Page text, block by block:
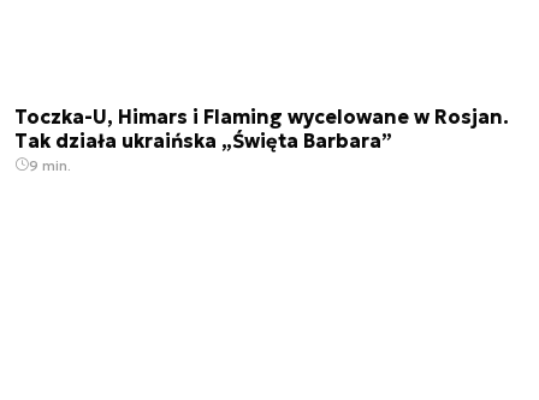
Toczka-U, Himars i Flaming wycelowane w Rosjan.
Tak działa ukraińska „Święta Barbara”
9 min.